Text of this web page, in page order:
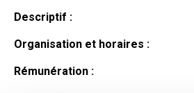
Descriptif :
Organisation et horaires :
Rémunération :